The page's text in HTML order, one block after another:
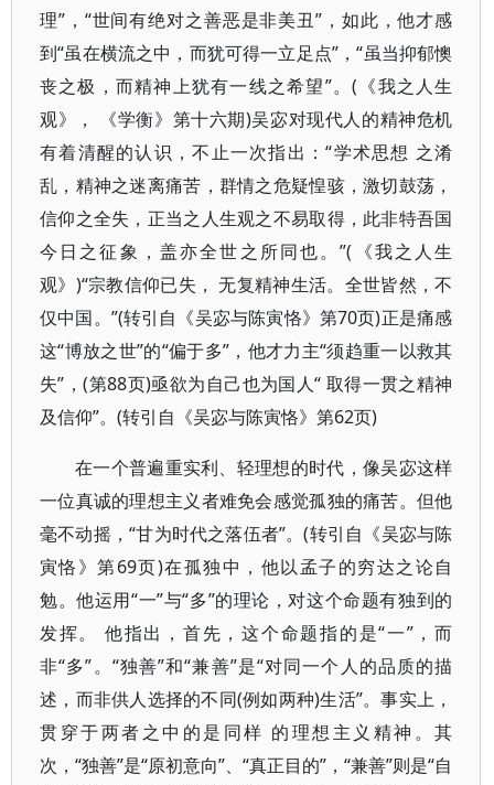
理”，“世间有绝对之善恶是非美丑”，如此，他才感
到“虽在横流之中，而犹可得一立足点”，“虽当抑郁懊
丧之极，而精神上犹有一线之希望”。(《我之人生
观》， 《学衡》第十六期)吴宓对现代人的精神危机
有着清醒的认识，不止一次指出：“学术思想 之淆
乱，精神之迷离痛苦，群情之危疑惶骇，激切鼓荡，
信仰之全失，正当之人生观之不易取得，此非特吾国
今日之征象，盖亦全世之所同也。”(《我之人生
观》)“宗教信仰已失， 无复精神生活。全世皆然，不
仅中国。”(转引自《吴宓与陈寅恪》第70页)正是痛感
这“博放之世”的“偏于多”，他才力主“须趋重一以救其
失”，(第88页)亟欲为自己也为国人“ 取得一贯之精神
及信仰”。(转引自《吴宓与陈寅恪》第62页)
在一个普遍重实利、轻理想的时代，像吴宓这样
一位真诚的理想主义者难免会感觉孤独的痛苦。但他
毫不动摇，“甘为时代之落伍者”。(转引自《吴宓与陈
寅恪》第69页)在孤独中，他以孟子的穷达之论自
勉。他运用“一”与“多”的理论，对这个命题有独到的
发挥。 他指出，首先，这个命题指的是“一”，而
非“多”。“独善”和“兼善”是“对同一个人的品质的描
述，而非供人选择的不同(例如两种)生活”。事实上，
贯穿于两者之中的是同样 的理想主义精神。其
次，“独善”是“原初意向”、“真正目的”，“兼善”则是“自